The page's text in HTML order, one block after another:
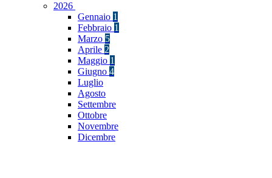
2026
Gennaio 1
Febbraio 1
Marzo 5
Aprile 2
Maggio 1
Giugno 4
Luglio
Agosto
Settembre
Ottobre
Novembre
Dicembre